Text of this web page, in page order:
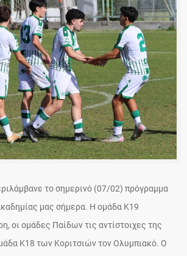
το σημερινό (07/02) πρόγραμμα
μας σήμερα. Η ομάδα Κ19
οι ομάδες Παίδων τις αντίστοιχες της
Κ18 των Κοριτσιών τον Ολυμπιακό. Ο